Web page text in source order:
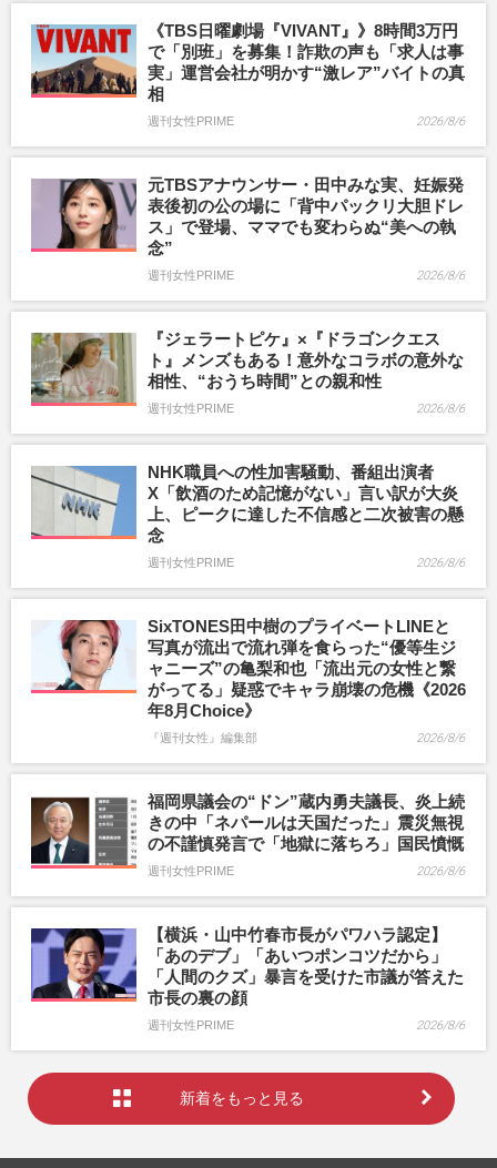
《TBS日曜劇場『VIVANT』》8時間3万円
で「別班」を募集！詐欺の声も「求人は事
実」運営会社が明かす“激レア”バイトの真
相
週刊女性PRIME 2026/8/6
元TBSアナウンサー・田中みな実、妊娠発
表後初の公の場に「背中パックリ大胆ドレ
ス」で登場、ママでも変わらぬ“美への執
念”
週刊女性PRIME 2026/8/6
『ジェラートピケ』×『ドラゴンクエス
ト』メンズもある！意外なコラボの意外な
相性、“おうち時間”との親和性
週刊女性PRIME 2026/8/6
NHK職員への性加害騒動、番組出演者
X「飲酒のため記憶がない」言い訳が大炎
上、ピークに達した不信感と二次被害の懸
念
週刊女性PRIME 2026/8/6
SixTONES田中樹のプライベートLINEと
写真が流出で流れ弾を食らった“優等生ジ
ャニーズ”の亀梨和也「流出元の女性と繋
がってる」疑惑でキャラ崩壊の危機《2026
年8月Choice》
『週刊女性』編集部 2026/8/6
福岡県議会の“ドン”蔵内勇夫議長、炎上続
きの中「ネパールは天国だった」震災無視
の不謹慎発言で「地獄に落ちろ」国民憤慨
週刊女性PRIME 2026/8/6
【横浜・山中竹春市長がパワハラ認定】
「あのデブ」「あいつポンコツだから」
「人間のクズ」暴言を受けた市議が答えた
市長の裏の顔
週刊女性PRIME 2026/8/6
新着をもっと見る